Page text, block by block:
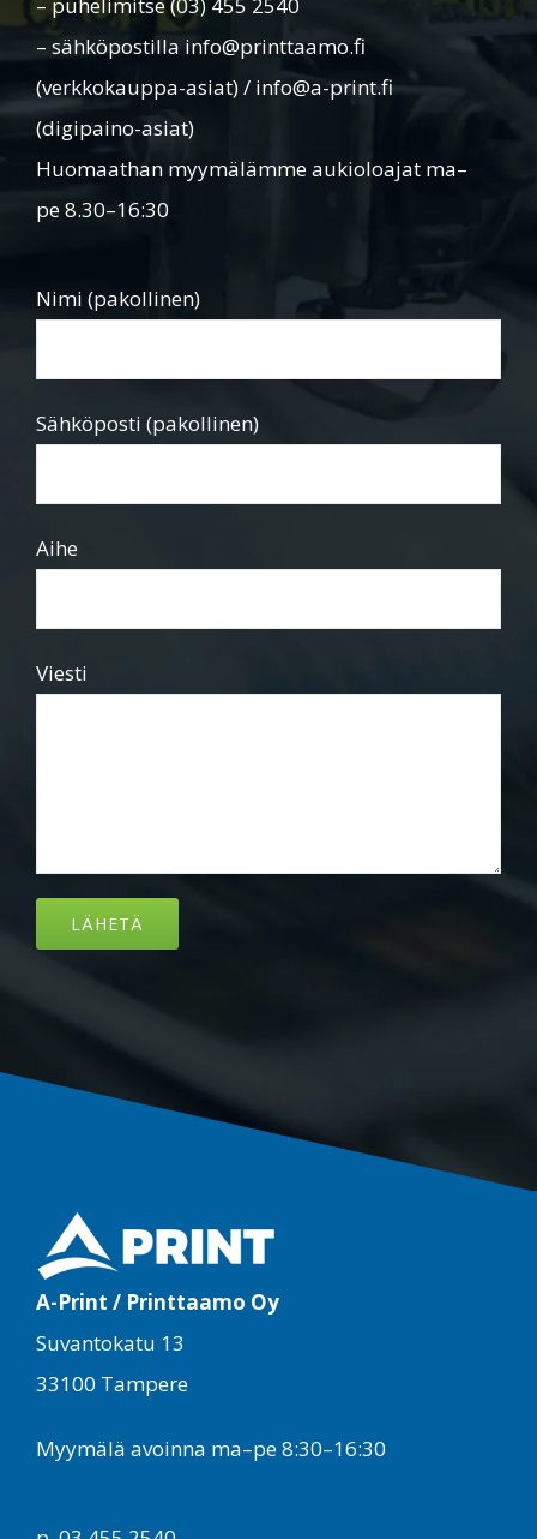
– puhelimitse (03) 455 2540
– sähköpostilla info@printtaamo.fi
(verkkokauppa-asiat) / info@a-print.fi
(digipaino-asiat)
Huomaathan myymälämme aukioloajat ma–
pe 8.30–16:30
Nimi (pakollinen)
Sähköposti (pakollinen)
Aihe
Viesti
A-Print / Printtaamo Oy
Suvantokatu 13
33100 Tampere
Myymälä avoinna ma–pe 8:30–16:30